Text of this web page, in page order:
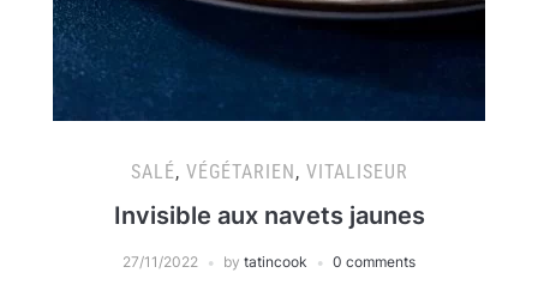
SALÉ, VÉGÉTARIEN, VITALISEUR
Invisible aux navets jaunes
27/11/2022 by tatincook 0 comments